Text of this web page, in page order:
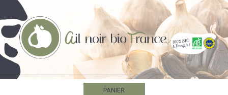
to
content
AIL
PANIER